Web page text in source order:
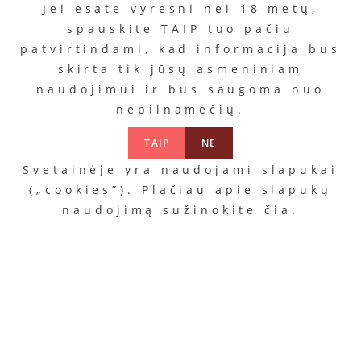
Jei esate vyresni nei 18 metų,
spauskite TAIP tuo pačiu
patvirtindami, kad informacija bus
skirta tik jūsų asmeniniam
naudojimui ir bus saugoma nuo
nepilnamečių.
TAIP NE
Svetainėje yra naudojami slapukai
(„cookies”). Plačiau apie slapukų
naudojimą sužinokitečia .